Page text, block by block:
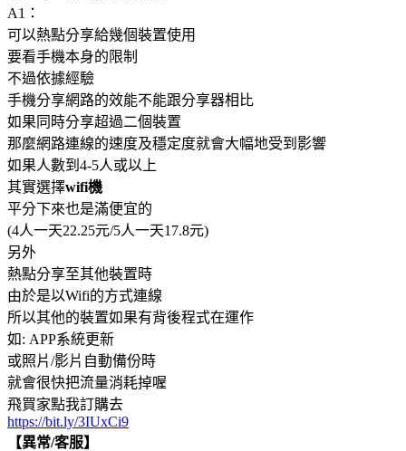
A1：
可以熱點分享給幾個裝置使用
要看手機本身的限制
不過依據經驗
手機分享網路的效能不能跟分享器相比
如果同時分享超過二個裝置
那麼網路連線的速度及穩定度就會大幅地受到影響
如果人數到4-5人或以上
其實選擇wifi機
平分下來也是滿便宜的
(4人一天22.25元/5人一天17.8元)
另外
熱點分享至其他裝置時
由於是以Wifi的方式連線
所以其他的裝置如果有背後程式在運作
如: APP系統更新
或照片/影片自動備份時
就會很快把流量消耗掉喔
飛買家點我訂購去
https://bit.ly/3IUxCi9
【異常/客服】